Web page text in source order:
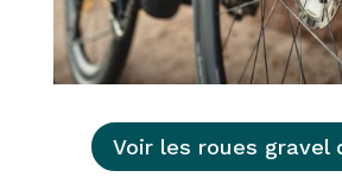
Voir les roues gravel